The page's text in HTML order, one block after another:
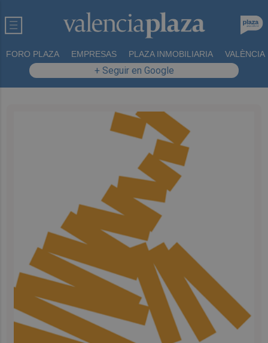
FORO PLAZA EMPRESAS PLAZA INMOBILIARIA VALÈNCIA
+ Seguir en Google